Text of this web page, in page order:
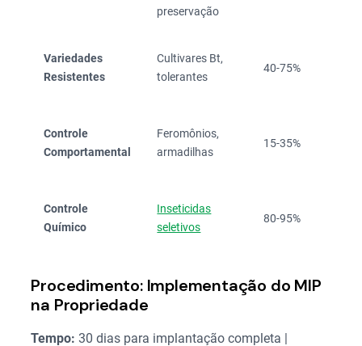
preservação
Variedades
Resistentes
Cultivares Bt,
tolerantes
40-75%
Controle
Comportamental
Feromônios,
armadilhas
15-35%
Controle
Químico
Inseticidas
seletivos
80-95%
Procedimento: Implementação do MIP
na Propriedade
Tempo: 30 dias para implantação completa |